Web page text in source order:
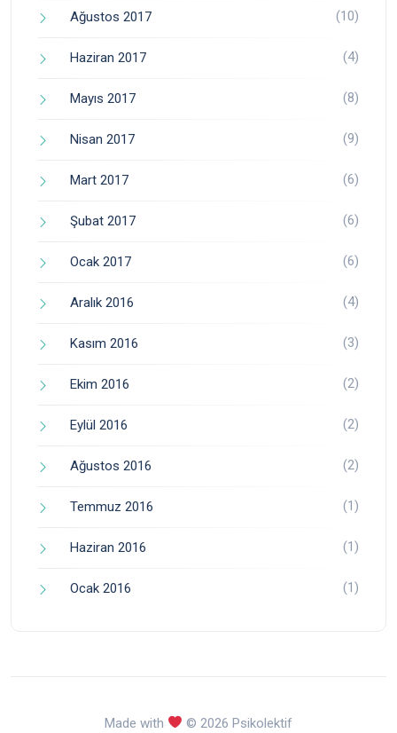
Ağustos 2017 (10)
Haziran 2017 (4)
Mayıs 2017 (8)
Nisan 2017 (9)
Mart 2017 (6)
Şubat 2017 (6)
Ocak 2017 (6)
Aralık 2016 (4)
Kasım 2016 (3)
Ekim 2016 (2)
Eylül 2016 (2)
Ağustos 2016 (2)
Temmuz 2016 (1)
Haziran 2016 (1)
Ocak 2016 (1)
Made with © 2026 Psikolektif